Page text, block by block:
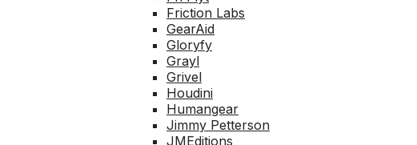
Friction Labs
GearAid
Gloryfy
Grayl
Grivel
Houdini
Humangear
Jimmy Petterson
JMEditions